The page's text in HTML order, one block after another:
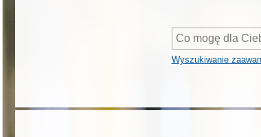
Wyszukiwanie